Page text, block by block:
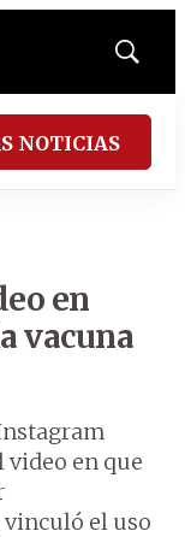
Mostrar
NOTICIAS
en
vacuna
en que
el uso